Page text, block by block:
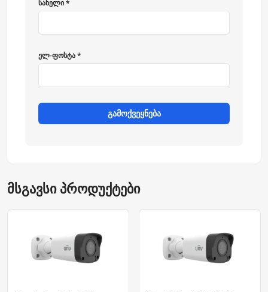
სახელი *
ელ-ფოსტა *
გამოქვეყნება
მსგავსი პროდუქტები